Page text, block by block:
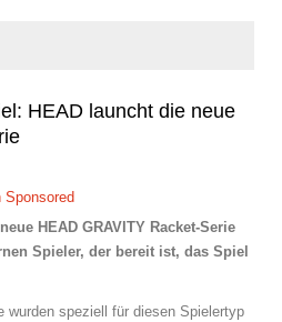
HEAD launcht die neue
Sponsored
HEAD GRAVITY Racket-Serie
Spieler, der bereit ist, das Spiel
wurden speziell für diesen Spielertyp